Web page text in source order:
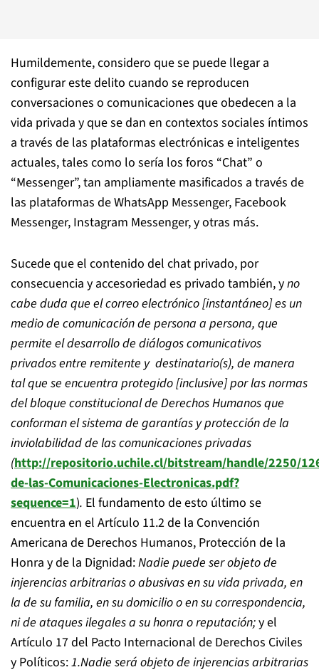
Humildemente, considero que se puede llegar a
configurar este delito cuando se reproducen
conversaciones o comunicaciones que obedecen a la
vida privada y que se dan en contextos sociales íntimos
a través de las plataformas electrónicas e inteligentes
actuales, tales como lo sería los foros “Chat” o
“Messenger”, tan ampliamente masificados a través de
las plataformas de WhatsApp Messenger, Facebook
Messenger, Instagram Messenger, y otras más.
Sucede que el contenido del chat privado, por
consecuencia y accesoriedad es privado también, yno
cabe duda que el correo electrónico [instantáneo] es un
medio de comunicación de persona a persona, que
permite el desarrollo de diálogos comunicativos
privados entre remitente y destinatario(s), de manera
tal que se encuentra protegido [inclusive] por las normas
del bloque constitucional de Derechos Humanos que
conforman el sistema de garantías y protección de la
inviolabilidad de las comunicaciones privadas
(http://repositorio.uchile.cl/bitstream/handle/2250/
de-las-Comunicaciones-Electronicas.pdf?
sequence=1). El fundamento de esto último se
encuentra en el Artículo 11.2 de la Convención
Americana de Derechos Humanos, Protección de la
Honra y de la Dignidad:Nadie puede ser objeto de
injerencias arbitrarias o abusivas en su vida privada, en
la de su familia, en su domicilio o en su correspondencia,
ni de ataques ilegales a su honra o reputación;y el
Artículo 17 del Pacto Internacional de Derechos Civiles
y Políticos:1.Nadie será objeto de injerencias arbitrarias